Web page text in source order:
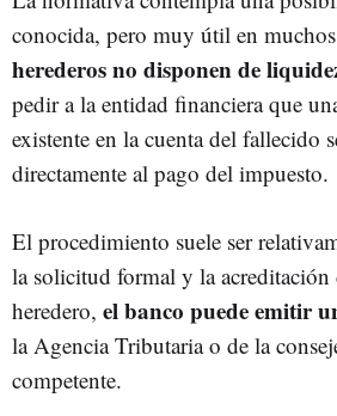
conocida, pero muy útil en muchos
herederos no disponen de
pedir a la entidad financiera que
existente en la cuenta del fallecido
directamente al pago del impuesto.
El procedimiento suele ser
la solicitud formal y la
heredero, el banco puede emitir
la Agencia Tributaria o de la
competente.